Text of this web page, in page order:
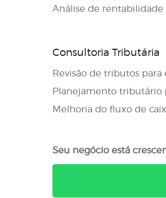
Análise de
Consultoria Tributária
Revisão de tributos para
Planejamento tributário
Melhoria do fluxo de
Seu negócio está